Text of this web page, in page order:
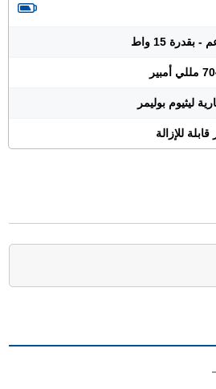
- بقدرة 15 واط
أمبير
ليثيوم بوليمر
قابلة للإزالة